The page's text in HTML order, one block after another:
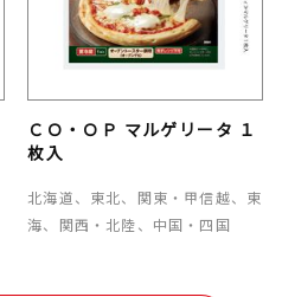
ＣＯ・ＯＰ マルゲリータ １
枚入
北海道、東北、関東・甲信越、東
海、関西・北陸、中国・四国